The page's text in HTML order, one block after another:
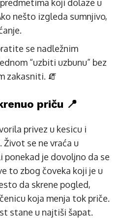
koji dolaze u
nešto izgleda sumnjivo,
se nadležnim
“uzbiti uzbunu” bez
zakasniti. 🧯
priču 📍
privez u kesicu i
se ne vraća u
ponekad je dovoljno da se
to zbog čoveka koji je u
da skrene pogled,
koja menja tok priče.
stane u najtiši šapat.